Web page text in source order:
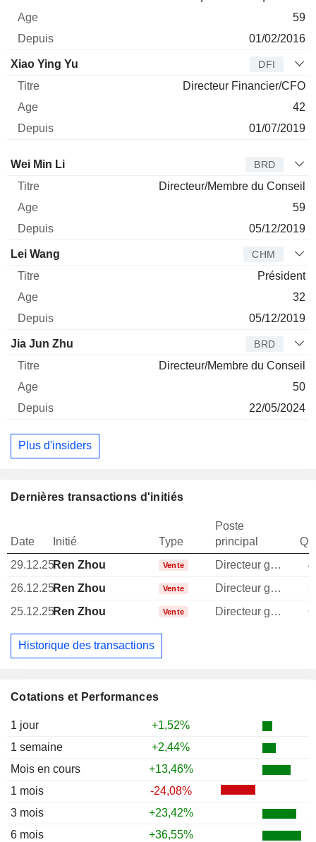
Cotations et Performances
1 jour
+1,52%
1 semaine
+2,44%
Mois en cours
+13,46%
1 mois
-24,08%
3 mois
+23,42%
6 mois
+36,55%
59
01/02/2016
Xiao Ying Yu DFI
Directeur Financier/CFO
42
01/07/2019
Administrateur
Wei Min Li BRD
Directeur/Membre du Conseil
59
05/12/2019
Lei Wang CHM
Président
32
05/12/2019
Jia Jun Zhu BRD
Directeur/Membre du Conseil
50
22/05/2024
Plus d'insiders
Dernières transactions d'initiés
Date Initié Type
Poste
principal
29.12.25Ren Zhou Vente Directeur general
26.12.25Ren Zhou Vente Directeur general
25.12.25Ren Zhou Vente Directeur general
Historique des transactions